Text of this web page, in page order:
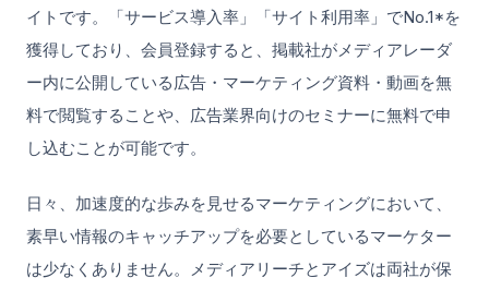
イトです。「サービス導入率」「サイト利用率」でNo.1*を
獲得しており、会員登録すると、掲載社がメディアレーダ
ー内に公開している広告・マーケティング資料・動画を無
料で閲覧することや、広告業界向けのセミナーに無料で申
し込むことが可能です。
日々、加速度的な歩みを見せるマーケティングにおいて、
素早い情報のキャッチアップを必要としているマーケター
は少なくありません。メディアリーチとアイズは両社が保